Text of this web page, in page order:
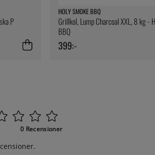
P
HOLY SMOKE BBQ
Grillkol, Lump Charcoal XXL, 8 kg -
BBQ
399:-
0 Recensioner